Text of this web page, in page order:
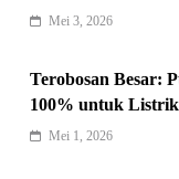
Mei 3, 2026
Terobosan Besar:
100% untuk
Mei 1, 2026